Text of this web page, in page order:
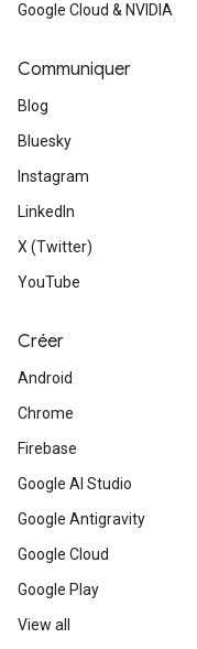
Google Cloud & NVIDIA
Communiquer
Blog
Bluesky
Instagram
LinkedIn
X (Twitter)
YouTube
Créer
Android
Chrome
Firebase
Google AI Studio
Google Antigravity
Google Cloud
Google Play
View all